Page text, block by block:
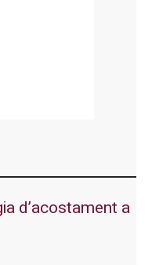
d’acostament a